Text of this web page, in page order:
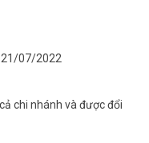
21/07/2022
chi nhánh và được đổi